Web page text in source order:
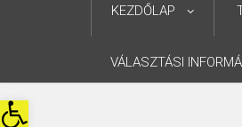
Eszköztár megnyitása
KEZDŐLAP
VÁLASZTÁSI